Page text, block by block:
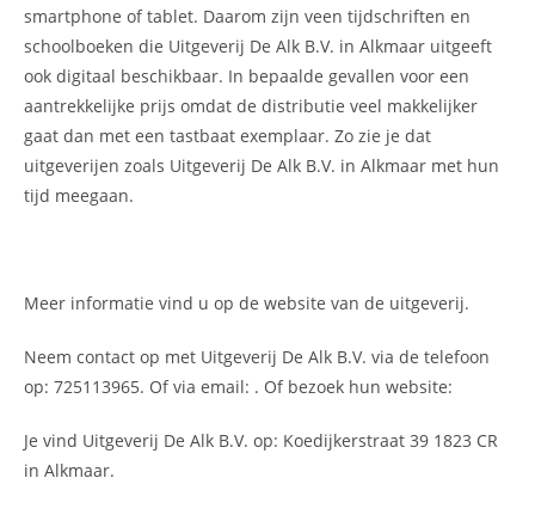
smartphone of tablet. Daarom zijn veen tijdschriften en
schoolboeken die Uitgeverij De Alk B.V. in Alkmaar uitgeeft
ook digitaal beschikbaar. In bepaalde gevallen voor een
aantrekkelijke prijs omdat de distributie veel makkelijker
gaat dan met een tastbaat exemplaar. Zo zie je dat
uitgeverijen zoals Uitgeverij De Alk B.V. in Alkmaar met hun
tijd meegaan.
Meer informatie vind u op de website van de uitgeverij.
Neem contact op met Uitgeverij De Alk B.V. via de telefoon
op: 725113965. Of via email: . Of bezoek hun website:
Je vind Uitgeverij De Alk B.V. op: Koedijkerstraat 39 1823 CR
in Alkmaar.